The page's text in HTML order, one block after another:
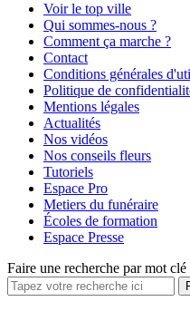
Voir le top ville
Qui sommes-nous ?
Comment ça marche ?
Contact
Conditions générales
Politique de
Mentions légales
Actualités
Nos vidéos
Nos conseils fleurs
Tutoriels
Espace Pro
Metiers du funéraire
Écoles de formation
Espace Presse
Faire une recherche par mot clé